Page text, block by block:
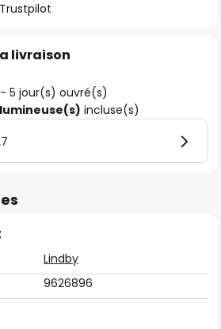
livraison
5 jour(s) ouvré(s)
incluse(s)
Lindby
9626896